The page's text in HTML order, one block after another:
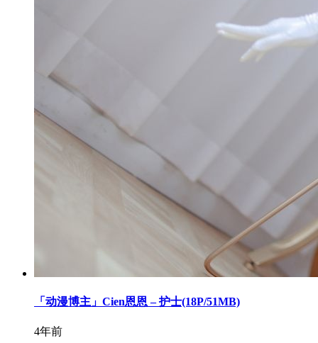
「动漫博主」Cien恩恩 – 护士(18P/51MB)
4年前